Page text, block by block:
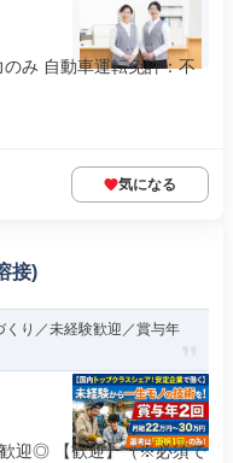
み 自動車運転免許：不
気になる
接)
くり／未経験歓迎／賞与年
迎◎ 【歓迎】（※必須で